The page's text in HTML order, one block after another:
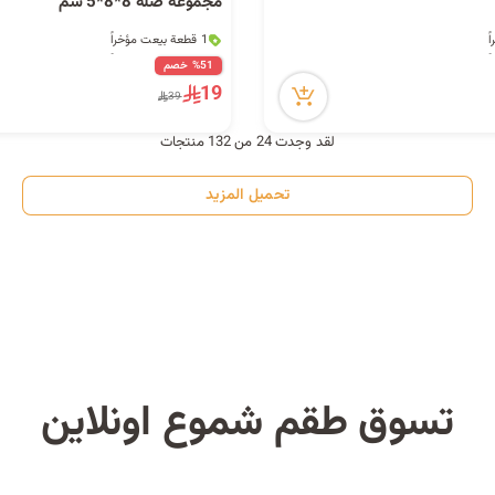
1 قطعة بيعت مؤخراً
1 قطعة بيعت مؤخراً
%51 خصم
19
39
لقد وجدت 24 من 132 منتجات
تحميل المزيد
تسوق طقم شموع اونلاين